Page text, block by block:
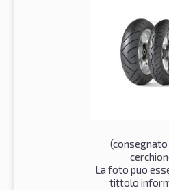
(consegnato
La foto puo
tittolo